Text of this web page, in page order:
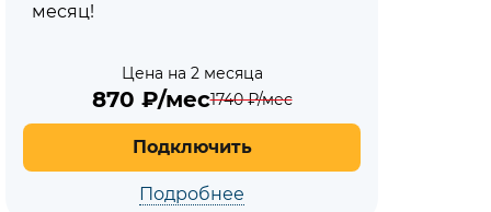
месяц!
Цена на 2 месяца
870 ₽/мес1740₽/мес
Подключить
Подробнее